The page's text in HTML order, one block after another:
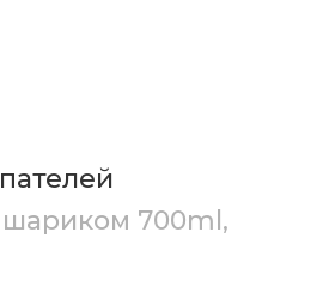
700ml,